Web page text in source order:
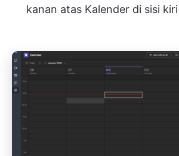
kanan atas Kalender di sisi